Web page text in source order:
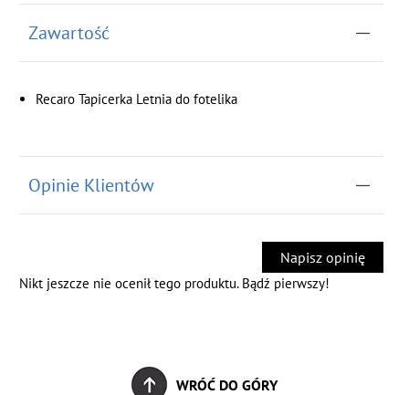
Zawartość
Recaro Tapicerka Letnia do fotelika
Opinie Klientów
Napisz opinię
Nikt jeszcze nie ocenił tego produktu. Bądź pierwszy!
WRÓĆ DO GÓRY